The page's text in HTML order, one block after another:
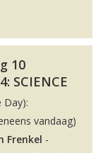
10
SCIENCE
Day):
vandaag)
Frenkel -